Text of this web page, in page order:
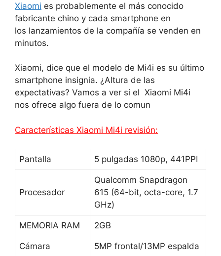
Xiaomi es probablemente el más conocido
fabricante chino y cada smartphone en
los lanzamientos de la compañía se venden en
minutos.
Xiaomi, dice que el modelo de Mi4i es su último
smartphone insignia. ¿Altura de las
expectativas? Vamos a ver si el Xiaomi Mi4i
nos ofrece algo fuera de lo comun
Características Xiaomi Mi4i revisión:
Pantalla 5 pulgadas 1080p, 441PPI
Procesador
Qualcomm Snapdragon
615 (64-bit, octa-core, 1.7
GHz)
MEMORIA RAM 2GB
Cámara 5MP frontal/13MP espalda